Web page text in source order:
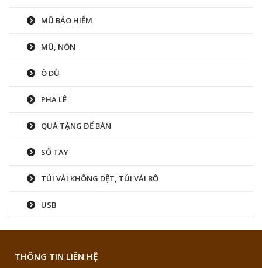
MŨ BẢO HIỂM
MŨ, NÓN
Ô DÙ
PHA LÊ
QUÀ TẶNG ĐỂ BÀN
SỔ TAY
TÚI VẢI KHÔNG DỆT, TÚI VẢI BỐ
USB
THÔNG TIN LIÊN HỆ